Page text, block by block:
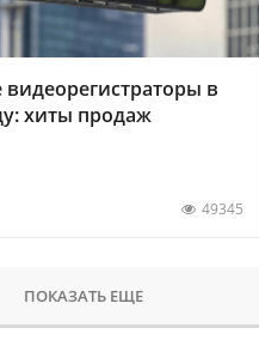
в
хиты продаж
49345
ПОКАЗАТЬ ЕЩЕ